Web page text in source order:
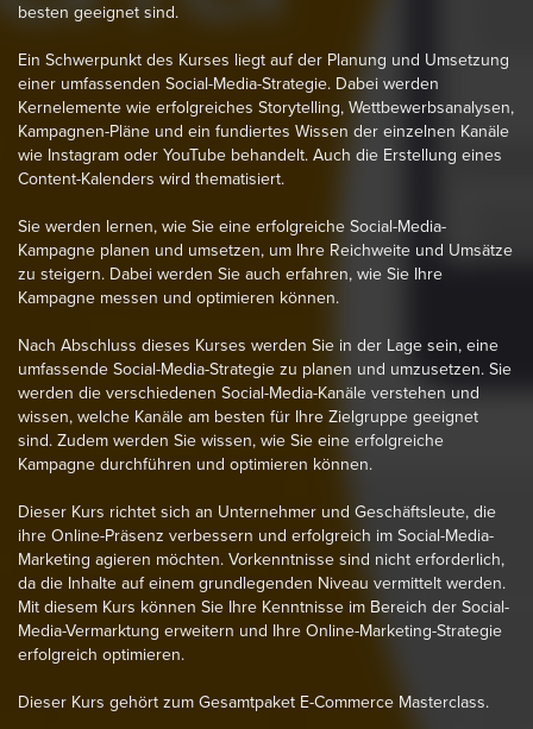
besten geeignet sind.
Ein Schwerpunkt des Kurses liegt auf der Planung und Umsetzung
einer umfassenden Social-Media-Strategie. Dabei werden
Kernelemente wie erfolgreiches Storytelling, Wettbewerbsanalysen,
Kampagnen-Pläne und ein fundiertes Wissen der einzelnen Kanäle
wie Instagram oder YouTube behandelt. Auch die Erstellung eines
Content-Kalenders wird thematisiert.
Sie werden lernen, wie Sie eine erfolgreiche Social-Media-
Kampagne planen und umsetzen, um Ihre Reichweite und Umsätze
zu steigern. Dabei werden Sie auch erfahren, wie Sie Ihre
Kampagne messen und optimieren können.
Nach Abschluss dieses Kurses werden Sie in der Lage sein, eine
umfassende Social-Media-Strategie zu planen und umzusetzen. Sie
werden die verschiedenen Social-Media-Kanäle verstehen und
wissen, welche Kanäle am besten für Ihre Zielgruppe geeignet
sind. Zudem werden Sie wissen, wie Sie eine erfolgreiche
Kampagne durchführen und optimieren können.
Dieser Kurs richtet sich an Unternehmer und Geschäftsleute, die
ihre Online-Präsenz verbessern und erfolgreich im Social-Media-
Marketing agieren möchten. Vorkenntnisse sind nicht erforderlich,
da die Inhalte auf einem grundlegenden Niveau vermittelt werden.
Mit diesem Kurs können Sie Ihre Kenntnisse im Bereich der Social-
Media-Vermarktung erweitern und Ihre Online-Marketing-Strategie
erfolgreich optimieren.
Dieser Kurs gehört zum Gesamtpaket E-Commerce Masterclass.